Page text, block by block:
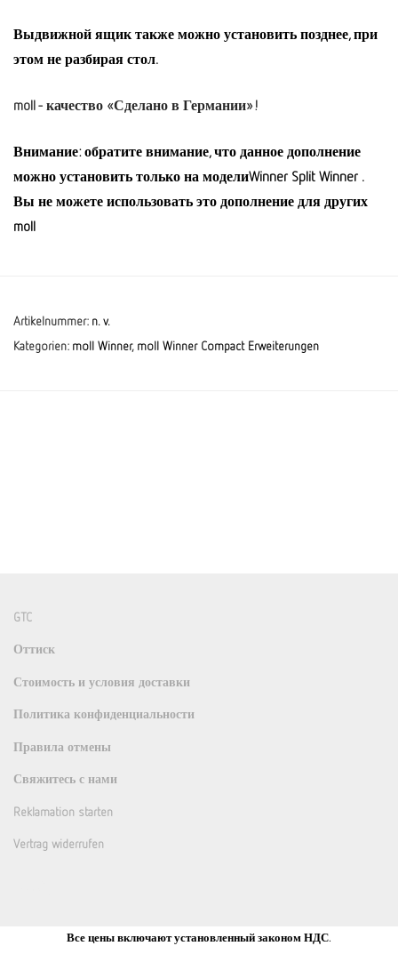
Выдвижной ящик также можно установить позднее, при
этом не разбирая стол.
moll - качество «Сделано в Германии»!
Внимание: обратите внимание, что данное дополнение
можно установить только на моделиWinner Split Winner .
Вы не можете использовать это дополнение для других
moll
Artikelnummer: n. v.
Kategorien: moll Winner, moll Winner Compact Erweiterungen
GTC
Оттиск
Стоимость и условия доставки
Политика конфиденциальности
Правила отмены
Свяжитесь с нами
Reklamation starten
Vertrag widerrufen
Все цены включают установленный законом НДС.